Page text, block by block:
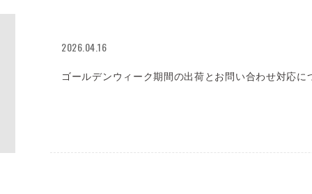
2026.04.16
ゴールデンウィーク期間の出荷とお問い合わせ対応に